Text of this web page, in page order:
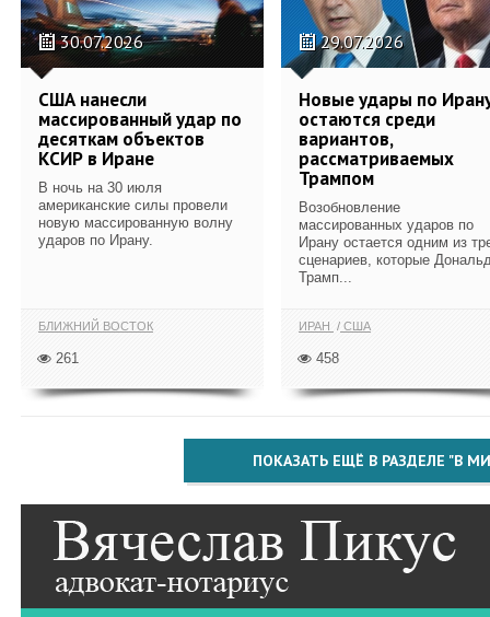
30.07.2026
США нанесли
массированный удар по
десяткам объектов
КСИР в Иране
В ночь на 30 июля
американские силы провели
новую массированную волну
ударов по Ирану.
БЛИЖНИЙ ВОСТОК
261
29.07.2026
Новые удары по
остаются среди
вариантов,
рассматриваемых
Трампом
Возобновление
массированных ударов по
Ирану остается одним из
сценариев, которые
Трамп...
ИРАН США
458
ПОКАЗАТЬ ЕЩЁ В РАЗДЕЛЕ "В